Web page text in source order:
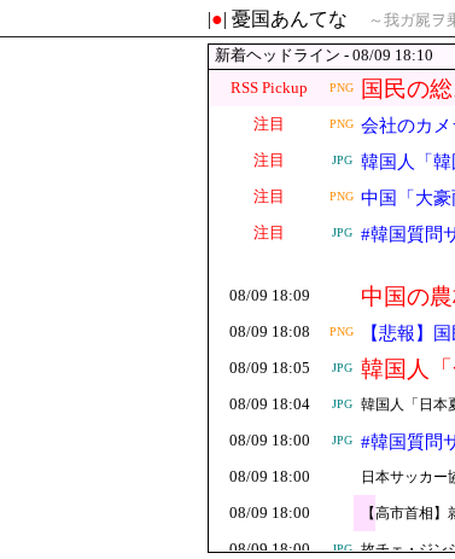
|●| 憂国あんてな ～我ガ屍ヲ
新着ヘッドライン - 08/09 18:10
RSS Pickup
PNG 国民の
注目 PNG 会社のカ
注目 JPG 韓国人「
注目 PNG 中国「大
「台風同
注目 JPG #韓国質問
08/09 18:09
中国の
どころ
08/09 18:08 PNG
【悲報】
ｗｗｗｗｗ
08/09 18:05 JPG
韓国人
っ？？
08/09 18:04 JPG 韓国人「日本
08/09 18:00 JPG #韓国質問
08/09 18:00 日本サッカ
08/09 18:00 【高市首相
08/09 18:00 JPG 故チェ・ジン